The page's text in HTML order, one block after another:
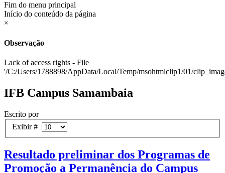
Fim do menu principal
Início do conteúdo da página
×
Observação
Lack of access rights - File
'/C:/Users/1788898/AppData/Local/Temp/msohtmlclip1/01/
IFB Campus Samambaia
Escrito por
Exibir #
Resultado preliminar dos Programas de
Promoção a Permanência do Campus